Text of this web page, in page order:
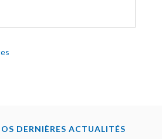
DERNIÈRES ACTUALITÉS